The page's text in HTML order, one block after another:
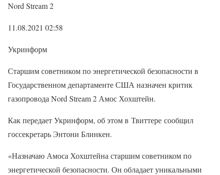
Nord Stream 2
11.08.2021 02:58
Укринформ
Старшим советником по энергетической безопасности в
Государственном департаменте США назначен критик
газопровода Nord Stream 2 Амос Хохштейн.
Как передает Укринформ, об этом в Твиттере сообщил
госсекретарь Энтони Блинкен.
«Назначаю Амоса Хохштейна старшим советником по
энергетической безопасности. Он обладает уникальными